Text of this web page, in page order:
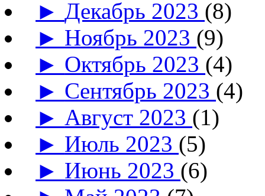
►Декабрь 2023 (8)
► Ноябрь 2023 (9)
► Октябрь 2023 (4)
► Сентябрь 2023 (4)
► Август 2023 (1)
► Июль 2023 (5)
► Июнь 2023 (6)